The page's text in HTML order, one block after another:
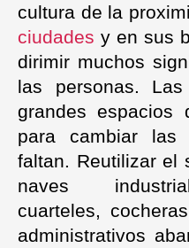
cultura de la
ciudades y en sus
dirimir muchos
las personas.
grandes espacios
para cambiar
faltan. Reutilizar el
naves
cuarteles,
administrativos